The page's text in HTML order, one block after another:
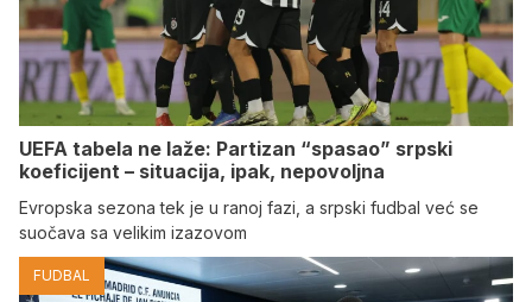
UEFA tabela ne laže: Partizan “spasao” srpski
koeficijent – situacija, ipak, nepovoljna
Evropska sezona tek je u ranoj fazi, a srpski fudbal već se
suočava sa velikim izazovom
FUDBAL